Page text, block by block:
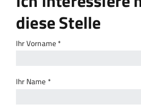
diese Stelle
Ihr Vorname *
Ihr Name *